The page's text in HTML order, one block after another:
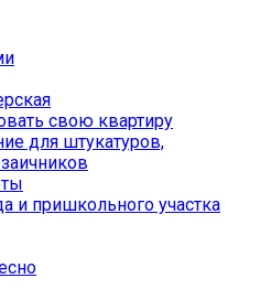
свою квартиру
для штукатуров,
и пришкольного участка